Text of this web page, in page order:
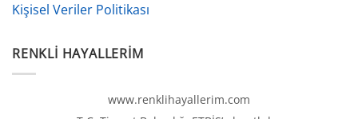
Kişisel Veriler Politikası
RENKLI HAYALLERIM
www.renklihayallerim.com